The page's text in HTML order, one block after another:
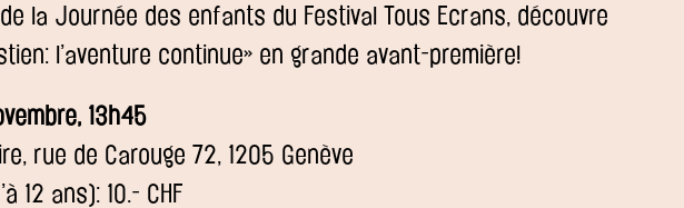
la Journée des enfants du Festival Tous Ecrans, découvre
l’aventure continue» en grande avant-première!
13h45
rue de Carouge 72, 1205 Genève
12 ans): 10.- CHF